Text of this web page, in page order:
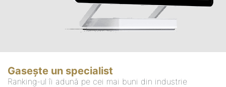
Gasește un specialist
Ranking-ul îi adună pe cei mai buni din industrie